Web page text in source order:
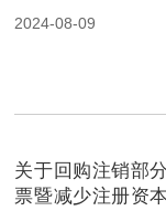
2024-08-09
关于回购注销部
票暨减少注册资